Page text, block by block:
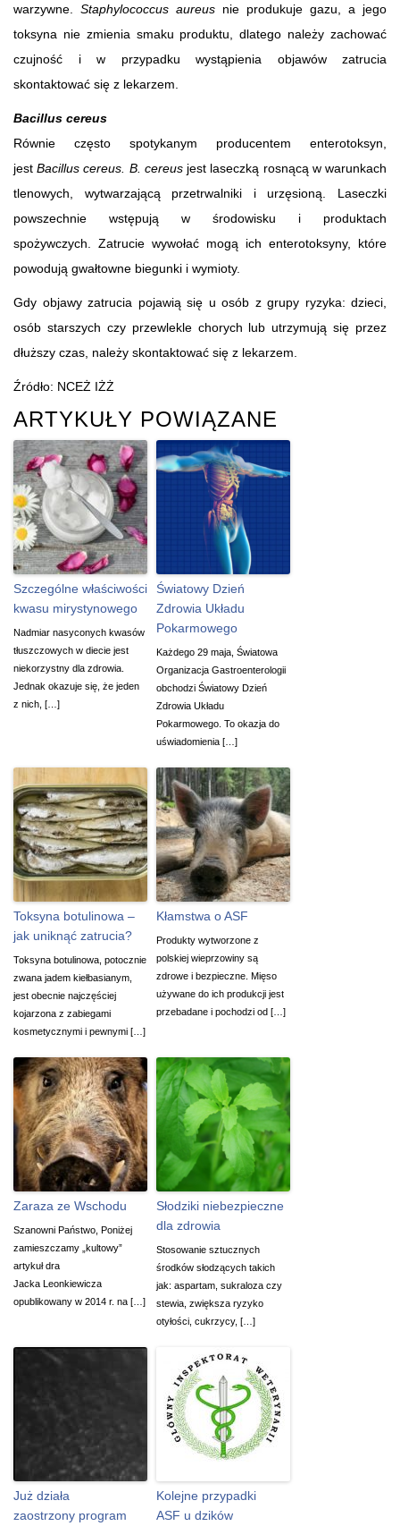
warzywne. Staphylococcus aureus nie produkuje gazu, a jego
toksyna nie zmienia smaku produktu, dlatego należy zachować
czujność i w przypadku wystąpienia objawów zatrucia
skontaktować się z lekarzem.
Bacillus cereus
Równie często spotykanym producentem enterotoksyn,
jestBacillus cereus. B. cereusjest laseczką rosnącą w warunkach
tlenowych, wytwarzającą przetrwalniki i urzęsioną. Laseczki
powszechnie wstępują w środowisku i produktach
spożywczych. Zatrucie wywołać mogą ich enterotoksyny, które
powodują gwałtowne biegunki i wymioty.
Gdy objawy zatrucia pojawią się u osób z grupy ryzyka: dzieci,
osób starszych czy przewlekle chorych lub utrzymują się przez
dłuższy czas, należy skontaktować się z lekarzem.
Źródło: NCEŻ IŻŻ
ARTYKUŁY POWIĄZANE
Szczególne właściwości
kwasu mirystynowego
Nadmiar nasyconych kwasów
tłuszczowych w diecie jest
niekorzystny dla zdrowia.
Jednak okazuje się, że jeden
z nich, […]
Światowy Dzień
Zdrowia Układu
Pokarmowego
Każdego 29 maja, Światowa
Organizacja Gastroenterologii
obchodzi Światowy Dzień
Zdrowia Układu
Pokarmowego. To okazja do
uświadomienia […]
Toksyna botulinowa –
jak uniknąć zatrucia?
Toksyna botulinowa, potocznie
zwana jadem kiełbasianym,
jest obecnie najczęściej
kojarzona z zabiegami
kosmetycznymi i pewnymi […]
Kłamstwa o ASF
Produkty wytworzone z
polskiej wieprzowiny są
zdrowe i bezpieczne. Mięso
używane do ich produkcji jest
przebadane i pochodzi od […]
Zaraza ze Wschodu
Szanowni Państwo, Poniżej
zamieszczamy „kultowy”
artykuł dra
Jacka Leonkiewicza
opublikowany w 2014 r. na […]
Słodziki niebezpieczne
dla zdrowia
Stosowanie sztucznych
środków słodzących takich
jak: aspartam, sukraloza czy
stewia, zwiększa ryzyko
otyłości, cukrzycy, […]
Już działa
zaostrzony program
Kolejne przypadki
ASF u dzików